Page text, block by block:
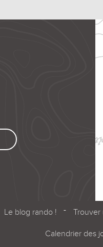
Le blog rando !
Calendrier des